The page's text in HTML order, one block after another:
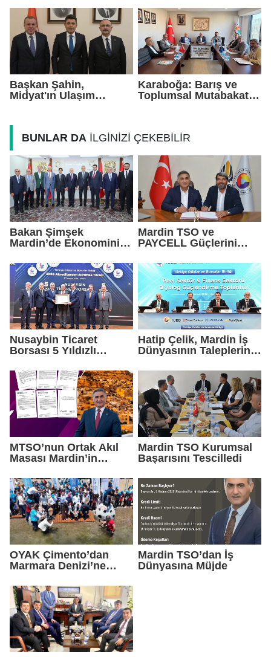
Daha Çok Üretim
Başkan Şahin,
Midyat'ın Ulaşım
Karaboğa: Barış ve
Toplumsal Mutabakat
BUNLAR DA İLGİNİZİ ÇEKEBİLİR
Bakan Şimşek
Mardin’de Ekonominin
Mardin TSO ve
PAYCELL Güçlerini
Nusaybin Ticaret
Borsası 5 Yıldızlı
Yeniden Aldı
Hatip Çelik, Mardin İş
Dünyasının Taleplerini
Taşıdı
MTSO’nun Ortak Akıl
Masası Mardin’in
Şekillendirdi
Mardin TSO Kurumsal
Başarısını Tescilledi
OYAK Çimento’dan
Marmara Denizi’ne
Yatırımı
Mardin TSO’dan İş
Dünyasına Müjde